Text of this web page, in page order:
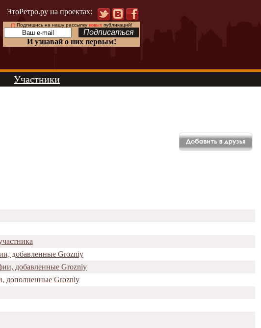
ЭтоРетро.ру на проектах:
(!)Подпишись на нашу рассылку новыхпубликаций!
И узнавай о них первым!
Участники
добавленные Grozniy
добавленные Grozniy
дополненные Grozniy